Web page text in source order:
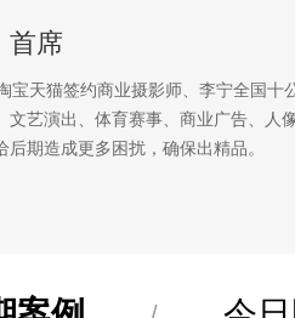
首席
宝天猫签约商业摄影师、李宁全国十
文艺演出、体育赛事、商业广告、人
期造成更多困扰，确保出精品。